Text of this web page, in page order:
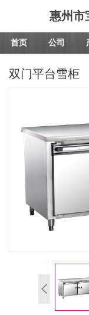
惠州市
首页 公司
双门平台雪柜